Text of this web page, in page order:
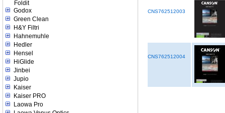
Foldit
Godox
Green Clean
H&Y Filtri
Hahnemuhle
Hedler
Hensel
HiGlide
Jinbei
Jupio
Kaiser
Kaiser PRO
Laowa Pro
CNS762512003
CNS762512004